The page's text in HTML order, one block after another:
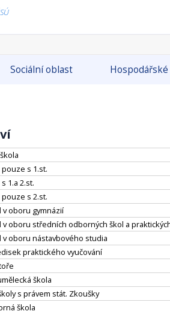
Sociální oblast
pouze s 1.st.
1.a 2.st.
pouze s 2.st.
v oboru gymnázií
v oboru středních odborných škol a
v oboru nástavbového studia
praktického vyučování
škola
s právem stát. Zkoušky
škola